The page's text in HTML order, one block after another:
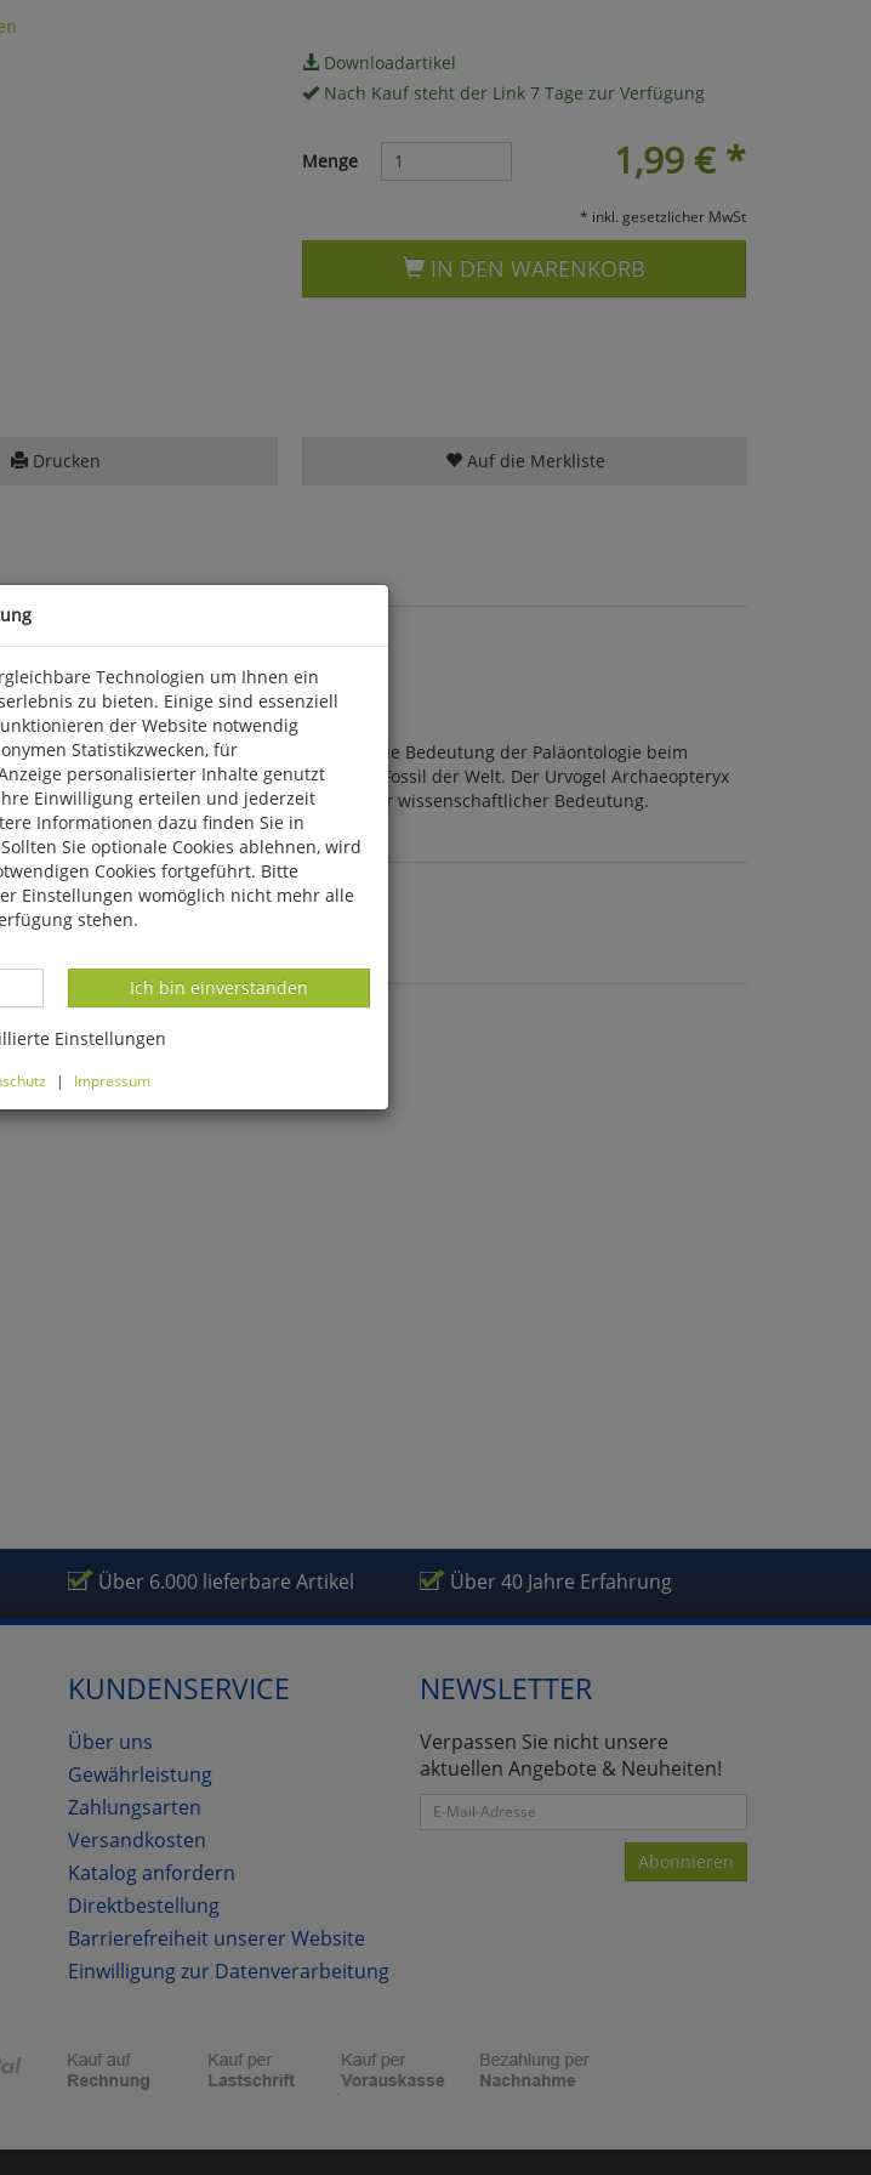
Downloadartikel
Nach Kauf steht der Link 7 Tage zur Verfügung
1,99 €*
Menge
* inkl. gesetzlicher MwSt
IN DEN WARENKORB
Drucken Auf die Merkliste
wie kein anderes zu einem Meilenstein für die Bedeutung der Paläontologie beim
und Evolutionslehre als berühmtestes Fossil der Welt. Der Urvogel Archaeopteryx
der letzten Jahre immer noch von eminenter wissenschaftlicher Bedeutung.
Über 6.000 lieferbare Artikel Über 40 Jahre Erfahrung
KUNDENSERVICE
Über uns
Gewährleistung
Zahlungsarten
Versandkosten
Katalog anfordern
Direktbestellung
Barrierefreiheit unserer Website
Einwilligung zur Datenverarbeitung
NEWSLETTER
Verpassen Sie nicht unsere
aktuellen Angebote & Neuheiten!
Abonnieren
Technologien um Ihnen ein
zu bieten. Einige sind essenziell
der Website notwendig
Statistikzwecken, für
personalisierter Inhalte genutzt
Einwilligung erteilen und jederzeit
Informationen dazu finden Sie in
Sie optionale Cookies ablehnen, wird
Cookies fortgeführt. Bitte
Einstellungen womöglich nicht mehr alle
stehen.
Datenverarbeitung -
Ich bin einverstanden
-
Einstellungen
| Impressum
nur mit zwingend notwendigen Cookies
Cookies
Einstellungen speichern
zurückzu Haupptseite Zustimmung Datenverarbeitung (Seitenende)